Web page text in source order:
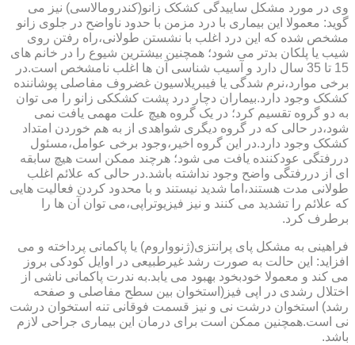
وی در مورد مشکل ساییدگی کشکک زانو(کندرومالاسی) نیز می
گوید: معمولا این بیماری با درد مزمن با حدود ناواضح در جلوی زانو
مشخص شده که این درد اغلب با نشستن طولانی،راه رفتن روی
شیب یا پلکان بدتر می شود؛ همچنین بیشترین شیوع را در خانم های
15 تا 35 سال دارد و آسیب شناسی آن ها اغلب نامشخص است.در
برخی موارد،نرم شدگی یا فیبریلاسیون غضروف مفاصلی پوشاننده
کشکک وجود دارد.بیماران دچار درد پشت کشککی زانو را می توان
به دو گروه تقسیم کرد؛ در یک گروه هیچ علت مهمی یافت نمی
شود،در حالی که در گروه دیگری شواهدی از به هم خوردن امتداد
کشکک وجود دارد.در این گروه اخیر،وجود برخی عوامل،مسئول
دررفتگی عودکننده یافت می شود؛ هرچند ممکن است هیچ سابقه
ای از دررفتگی واضح وجود نداشته باشد.در حالی که علائم اغلب
طولانی مدت هستند،اما شدید نیستند و با محدود کردن فعالیت هایی
که علائم را تشدید می کنند و نیز فیزیوتراپی،می توان آن ها را
برطرف کرد.
فراهینی به مشکل پای پرانتزی(ژنوواروم) یا پاکمانی پرداخته و می
افزاید: این حالت به صورت رشد غیرطبیعی در اوایل کودکی بروز
می کند و معمولا خودبخود بهبود می یابد.به ندرت پاکمانی ناشی از
اختلال رشدی در اپی فیز(استخوان بین سطح مفاصلی و صفحه
رشد) استخوان درشت نی و نیز قسمت فوقانی تنه استخوان درشت
نی است.همچنین ممکن است برای درمان این بیماری جراحی لازم
باشد.